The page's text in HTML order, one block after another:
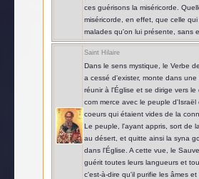
ces guérisons la miséricorde.
miséricorde, en effet, que celle
malades qu'on lui présente, sans
Saint Hilaire
Dans le sens mystique, le Verbe
a cessé d'exister, monte dans une
réunir à l'Église et se dirige vers le
com merce avec le peuple
coeurs qui étaient vides de la
Le peuple, l'ayant appris, sort de
au désert, et quitte ainsi la syna
dans l'Église. A cette vue, le
guérit toutes leurs langueurs et
c'est-à-dire qu'il purifie les âmes